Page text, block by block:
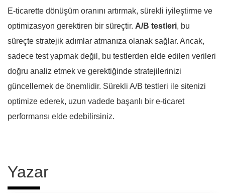
E-ticarette dönüşüm oranını artırmak, sürekli iyileştirme ve
optimizasyon gerektiren bir süreçtir. A/B testleri, bu
süreçte stratejik adımlar atmanıza olanak sağlar. Ancak,
sadece test yapmak değil, bu testlerden elde edilen verileri
doğru analiz etmek ve gerektiğinde stratejilerinizi
güncellemek de önemlidir. Sürekli A/B testleri ile sitenizi
optimize ederek, uzun vadede başarılı bir e-ticaret
performansı elde edebilirsiniz.
Yazar